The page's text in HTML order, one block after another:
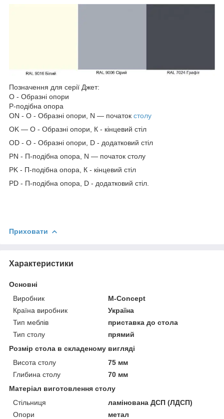
Позначення для серії Джет:
О - Образні опори
Р-подібна опора
ON - O - Образні опори, N — початок столу
OK — O - Образні опори, К - кінцевий стіл
OD - O - Образні опори, D - додатковий стіл
PN - П-подібна опора, N — початок столу
PK - П-подібна опора, К - кінцевий стіл
PD - П-подібна опора, D - додатковий стіл.
Приховати
Характеристики
Основні
Виробник
M-Concept
Країна виробник
Україна
Тип меблів
приставка до стола
Тип столу
прямий
Розмір стола в складеному вигляді
Висота столу
75 мм
Глибина столу
70 мм
Матеріал виготовлення столу
Стільниця
ламінована ДСП (ЛДСП)
Опори
метал